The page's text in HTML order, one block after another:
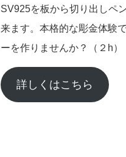
SV925を板から切り出しペ
来ます。本格的な彫金体験
ーを作りませんか？（２h）
詳しくはこちら